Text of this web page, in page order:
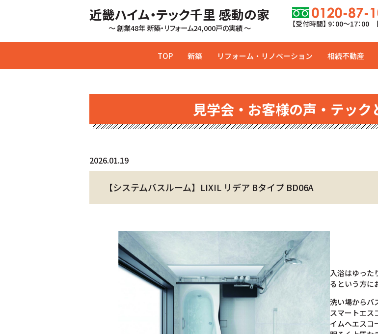
近畿ハイム・テック千里 感動の家
～ 創業48年 新築・リフォーム24,000戸の実績 ～ 【受付時間】 9：00〜17：00
TOP 新築 リフォーム・リノベーション 相続不動産
見学会・お客様の声・テック
2026.01.19
【システムバスルーム】LIXIL リデア Bタイプ BD06A
入浴はゆった
るという方に
洗い場からバ
スマートエス
イムへエスコ